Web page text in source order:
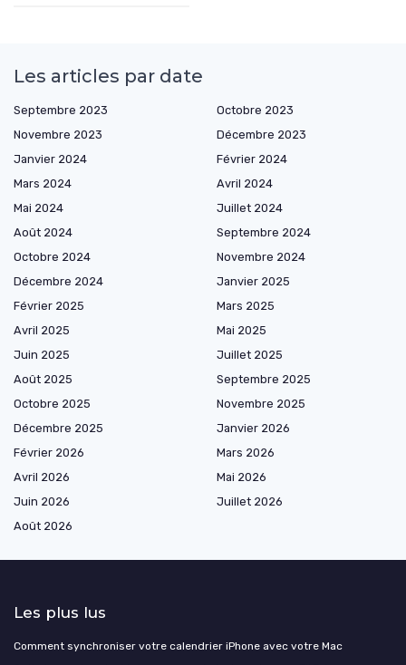
Les articles par date
Septembre 2023
Octobre 2023
Novembre 2023
Décembre 2023
Janvier 2024
Février 2024
Mars 2024
Avril 2024
Mai 2024
Juillet 2024
Août 2024
Septembre 2024
Octobre 2024
Novembre 2024
Décembre 2024
Janvier 2025
Février 2025
Mars 2025
Avril 2025
Mai 2025
Juin 2025
Juillet 2025
Août 2025
Septembre 2025
Octobre 2025
Novembre 2025
Décembre 2025
Janvier 2026
Février 2026
Mars 2026
Avril 2026
Mai 2026
Juin 2026
Juillet 2026
Août 2026
Les plus lus
Comment synchroniser votre calendrier iPhone avec votre Mac